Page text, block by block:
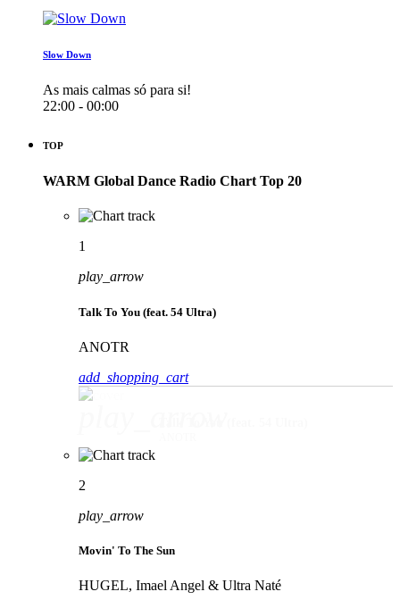
Slow Down
As mais calmas só para si!
22:00 - 00:00
TOP
WARM Global Dance Radio Chart Top 20
1
play_arrow
Talk To You (feat. 54 Ultra)
ANOTR
add_shopping_cart
2
play_arrow
Movin' To The Sun
HUGEL, Imael Angel & Ultra Naté